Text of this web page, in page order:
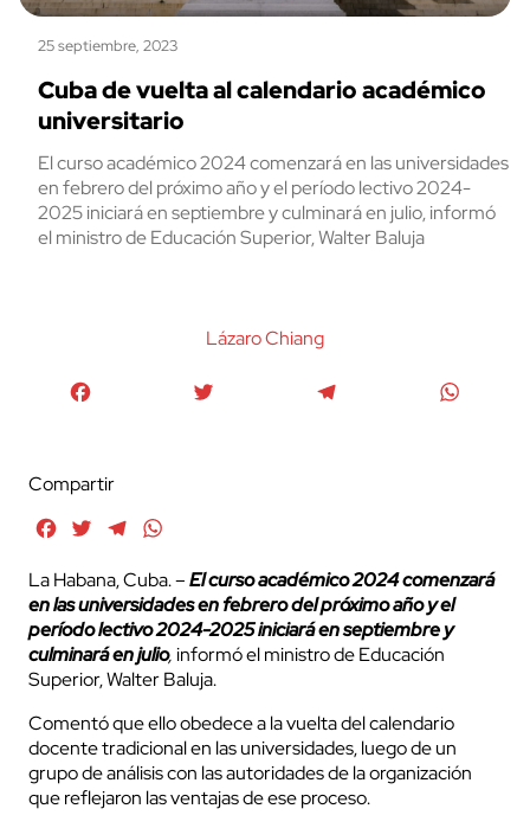
25 septiembre, 2023
Cuba de vuelta al calendario académico
universitario
El curso académico 2024 comenzará en las universidades
en febrero del próximo año y el período lectivo 2024-
2025 iniciará en septiembre y culminará en julio, informó
el ministro de Educación Superior, Walter Baluja
Lázaro Chiang
Compartir
FacebookTwitterTelegram
La Habana, Cuba. –El curso académico 2024 comenzará
en las universidades en febrero del próximo año y el
período lectivo 2024-2025 iniciará en septiembre y
culminará en julio,informó el ministro de Educación
Superior, Walter Baluja.
Comentó que ello obedece a la vuelta del calendario
docente tradicional en las universidades, luego de un
grupo de análisis con las autoridades de la organización
que reflejaron las ventajas de ese proceso.